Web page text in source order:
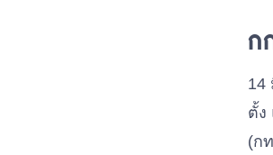
ก
14
ตั้ง
(ก